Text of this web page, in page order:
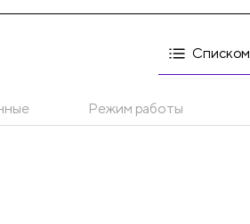
Списком
Режим работы